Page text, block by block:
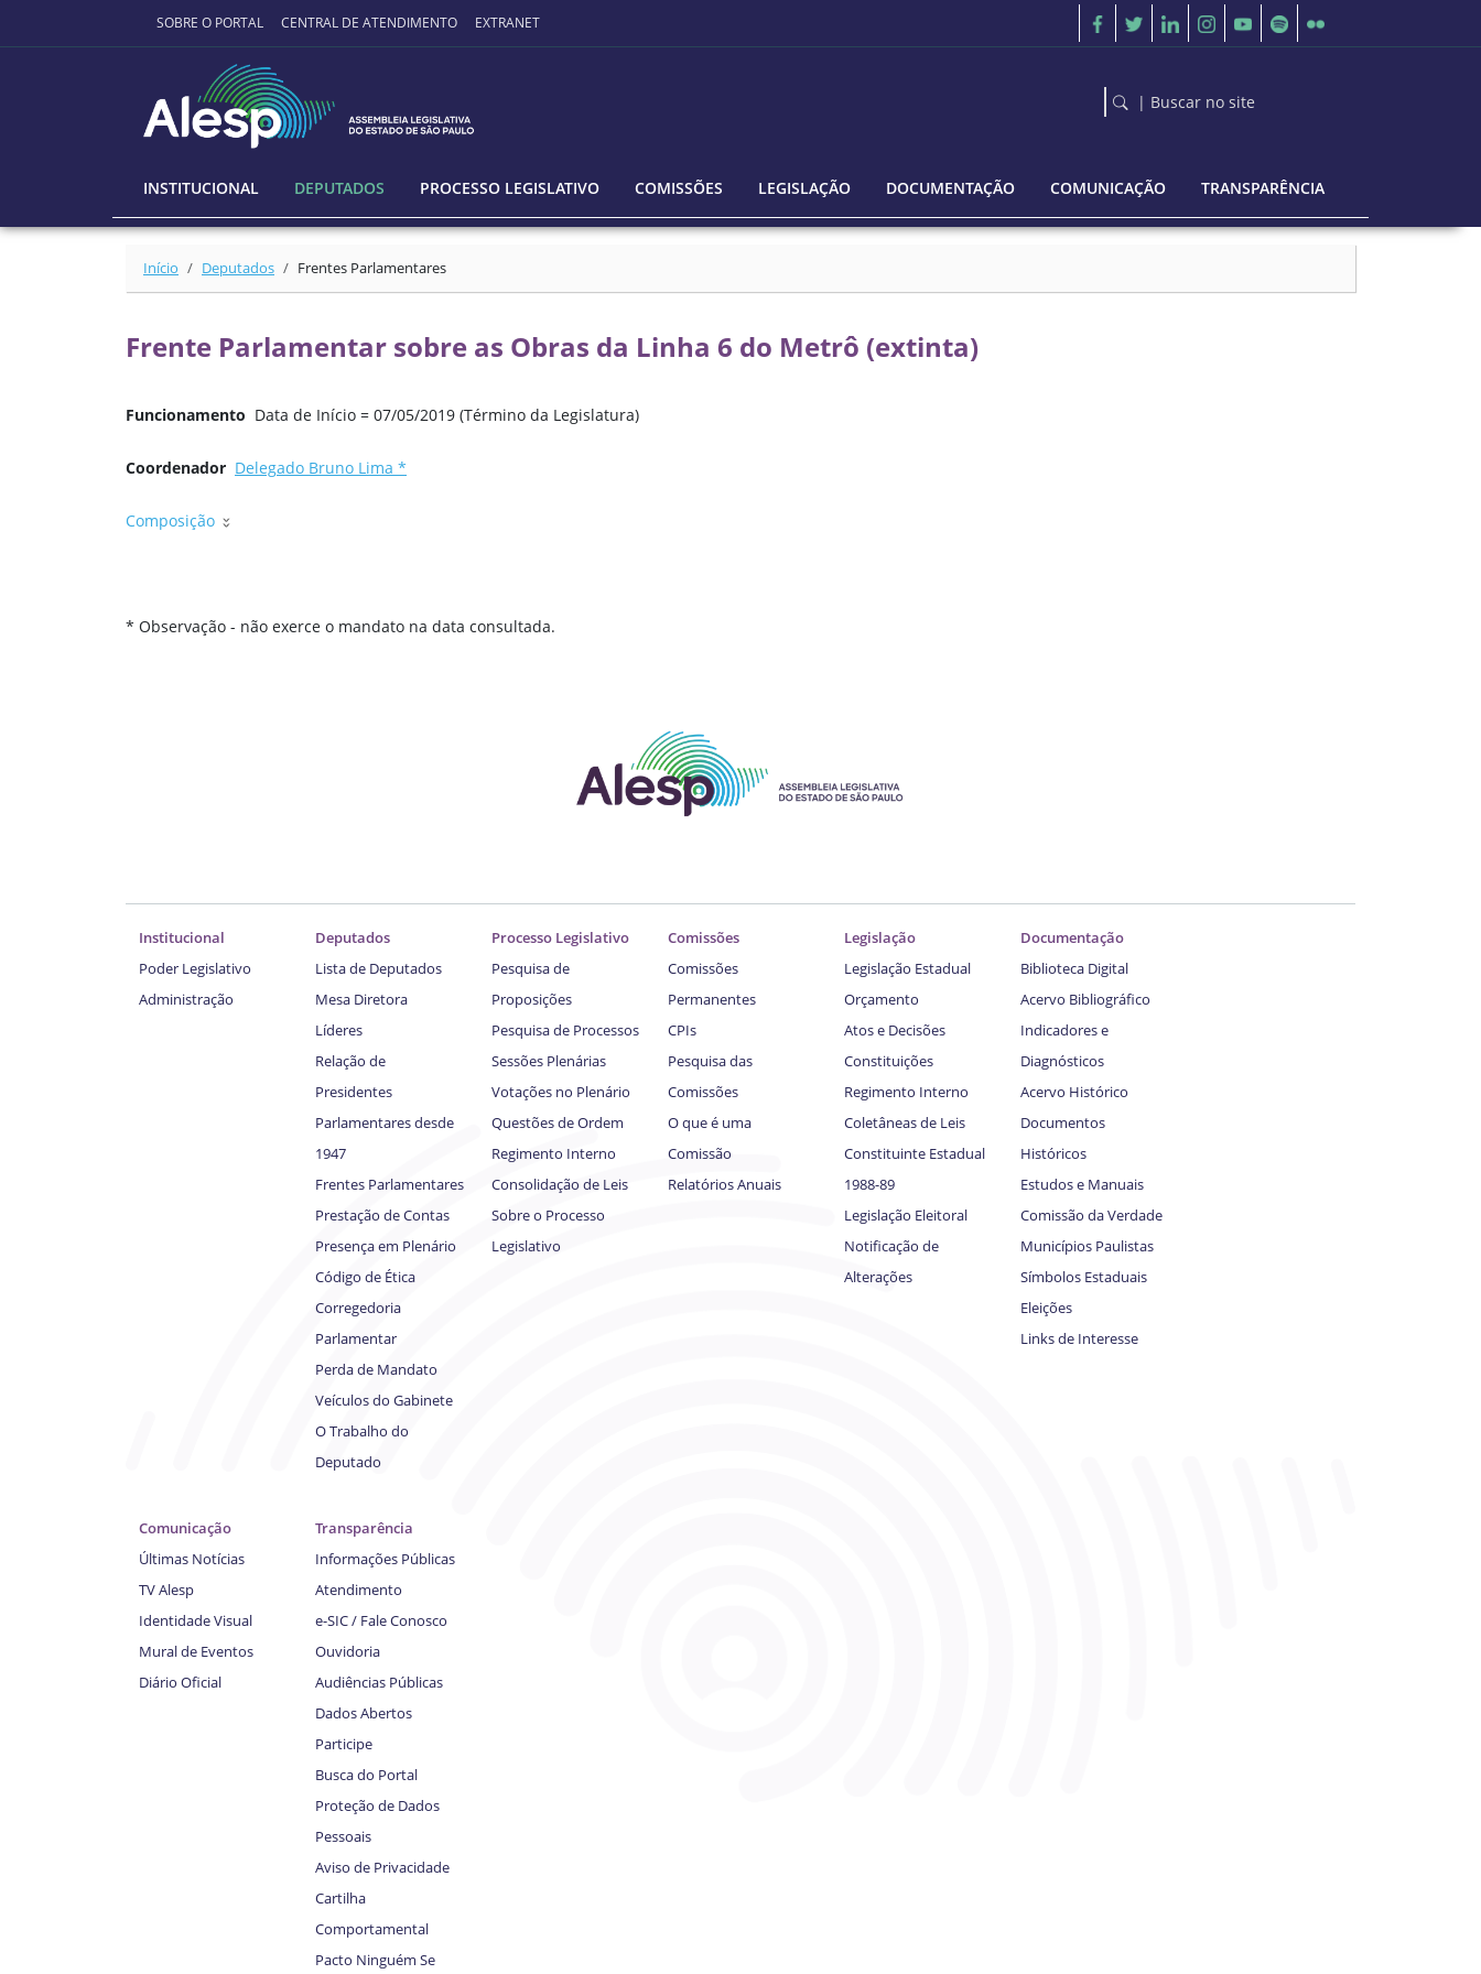
Ir para o conteúdo principal
SOBRE O PORTAL CENTRAL DE ATENDIMENTO EXTRANET
| Buscar no site
INSTITUCIONAL DEPUTADOS PROCESSO LEGISLATIVO COMISSÕES LEGISLAÇÃO DOCUMENTAÇÃO COMUNICAÇÃO TRANSPARÊNCIA
Início Deputados Frentes Parlamentares
Frente Parlamentar sobre as Obras da Linha 6 do Metrô (extinta)
Funcionamento Data de Início = 07/05/2019 (Término da Legislatura)
Coordenador Delegado Bruno Lima *
Composição
* Observação - não exerce o mandato na data consultada.
Institucional
Poder Legislativo
Administração
Deputados
Lista de Deputados
Mesa Diretora
Líderes
Relação de
Presidentes
Parlamentares desde
1947
Frentes Parlamentares
Prestação de Contas
Presença em Plenário
Código de Ética
Corregedoria
Parlamentar
Perda de Mandato
Veículos do Gabinete
O Trabalho do
Deputado
Processo Legislativo
Pesquisa de
Proposições
Pesquisa de Processos
Sessões Plenárias
Votações no Plenário
Questões de Ordem
Regimento Interno
Consolidação de Leis
Sobre o Processo
Legislativo
Comissões
Comissões
Permanentes
CPIs
Pesquisa das
Comissões
O que é uma
Comissão
Relatórios Anuais
Legislação
Legislação Estadual
Orçamento
Atos e Decisões
Constituições
Regimento Interno
Coletâneas de Leis
Constituinte Estadual
1988-89
Legislação Eleitoral
Notificação de
Alterações
Documentação
Biblioteca Digital
Acervo Bibliográfico
Indicadores e
Diagnósticos
Acervo Histórico
Documentos
Históricos
Estudos e Manuais
Comissão da Verdade
Municípios Paulistas
Símbolos Estaduais
Eleições
Links de Interesse
Comunicação
Últimas Notícias
TV Alesp
Identidade Visual
Mural de Eventos
Diário Oficial
Transparência
Informações Públicas
Atendimento
e-SIC / Fale Conosco
Ouvidoria
Audiências Públicas
Dados Abertos
Participe
Busca do Portal
Proteção de Dados
Pessoais
Aviso de Privacidade
Cartilha
Comportamental
Pacto Ninguém Se